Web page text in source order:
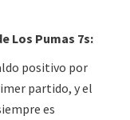
Los Pumas 7s:
positivo por
partido, y el
es